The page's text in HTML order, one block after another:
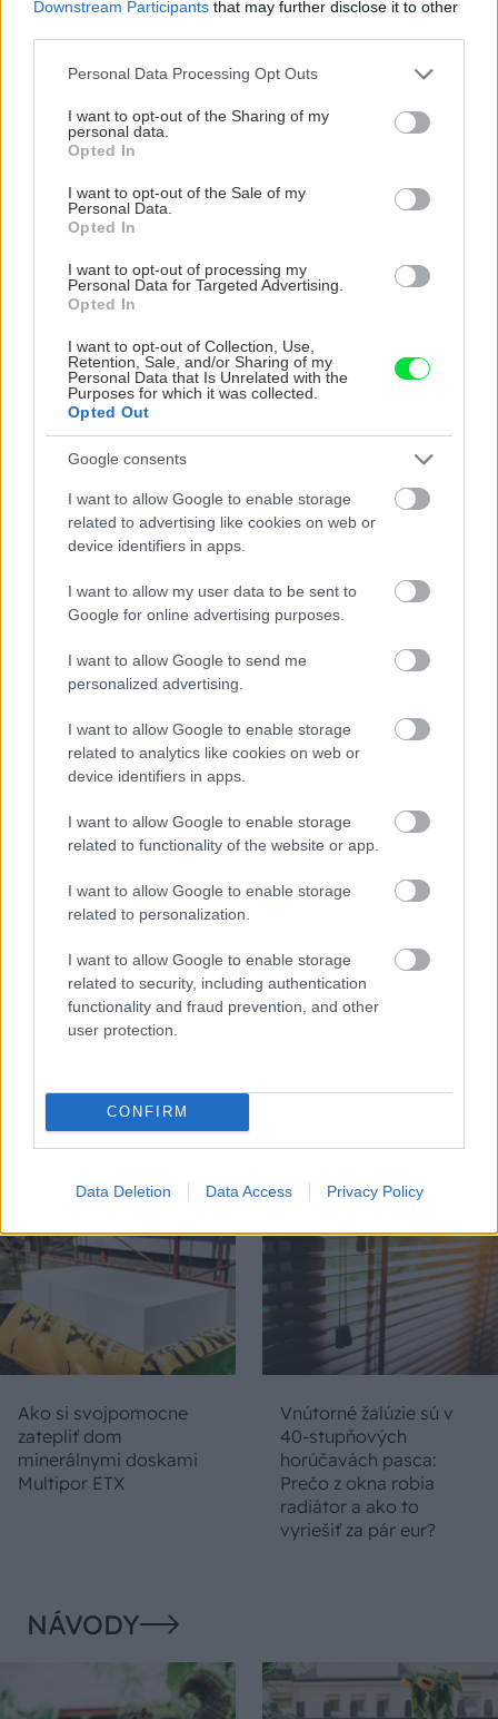
Downstream Participants that may further disclose it to other
Please note that this website/app uses one or more Google
not limited to your visit or usage behaviour. You may click to
grant or deny consent to Google and its third-party tags to
use your data for below specified purposes in below Google
consent section.
Personal Data Processing Opt Outs
I want to opt-out of the Sharing of my
personal data.
Opted In
I want to opt-out of the Sale of my
Personal Data.
Opted In
I want to opt-out of processing my
Personal Data for Targeted Advertising.
Opted In
I want to opt-out of Collection, Use,
Retention, Sale, and/or Sharing of my
Personal Data that Is Unrelated with the
Purposes for which it was collected.
Opted Out
Google consents
I want to allow Google to enable storage
related to advertising like cookies on web or
device identifiers in apps.
I want to allow my user data to be sent to
Google for online advertising purposes.
I want to allow Google to send me
personalized advertising.
I want to allow Google to enable storage
related to analytics like cookies on web or
device identifiers in apps.
I want to allow Google to enable storage
related to functionality of the website or app.
I want to allow Google to enable storage
related to personalization.
I want to allow Google to enable storage
related to security, including authentication
functionality and fraud prevention, and other
user protection.
CONFIRM
Data Deletion Data Access Privacy Policy
CHALUPA
Na Morave prerobila
starú chalupu na
nepoznanie: Keď
vojdete dnu, zabudnete,
že nie ste v Toskánsku
S motorovou pílou sa
Slovák sa nebál a v
Čičmanoch si postavil
montovaný domček v
Temné stránky chalúp:
10 najčastejších
vás môžu nepríjemne
prekvapiť
Žena, búracie kladivo a
vôňa dreva: Takáto
1654 sa nevidí každý
deň!
DOM
okná pre moderné
alebo meniť kotol?
dotačných výzvach
Ako si svojpomocne
zatepliť dom
minerálnymi doskami
Multipor ETX
Vnútorné žalúzie sú v
40-stupňových
horúčavách pasca:
Prečo z okna robia
radiátor a ako to
vyriešiť za pár eur?
NÁVODY